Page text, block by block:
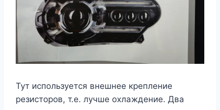
Тут используется внешнее крепление
резисторов, т.е. лучше охлаждение. Два